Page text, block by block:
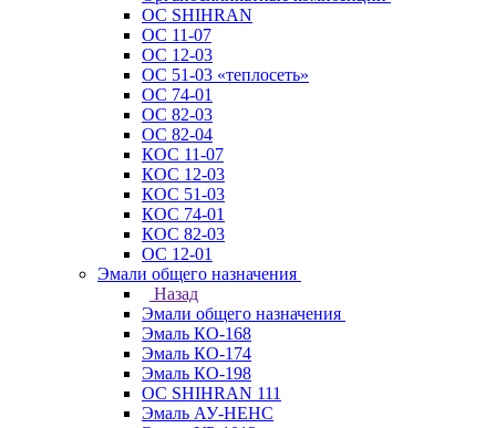
ОС SHIHRAN
ОС 11-07
ОС 12-03
ОС 51-03 «теплосеть»
ОС 74-01
ОС 82-03
ОС 82-04
КОС 11-07
КОС 12-03
КОС 51-03
КОС 74-01
КОС 82-03
ОС 12-01
Эмали общего назначения
Назад
Эмали общего назначения
Эмаль КО-168
Эмаль КО-174
Эмаль КО-198
ОС SHIHRAN 111
Эмаль АУ-НЕНС